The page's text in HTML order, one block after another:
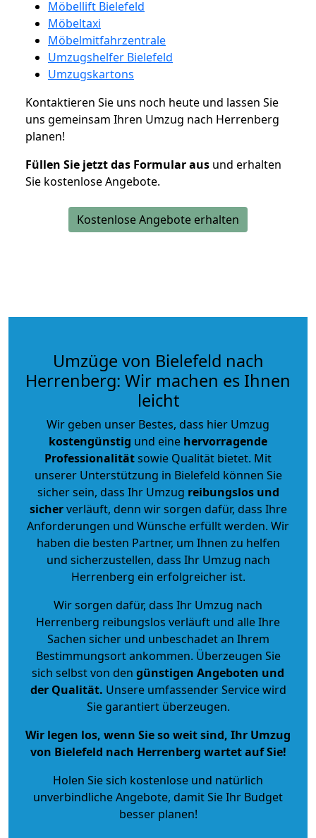
Möbellift Bielefeld
Möbeltaxi
Möbelmitfahrzentrale
Umzugshelfer Bielefeld
Umzugskartons
Kontaktieren Sie uns noch heute und lassen Sie
uns gemeinsam Ihren Umzug nach Herrenberg
planen!
Füllen Sie jetzt das Formular aus und erhalten
Sie kostenlose Angebote.
Kostenlose Angebote erhalten
Umzüge von Bielefeld nach
Herrenberg: Wir machen es Ihnen
leicht
Wir geben unser Bestes, dass hier Umzug
kostengünstig und eine hervorragende
Professionalitätsowie Qualität bietet. Mit
unserer Unterstützung in Bielefeld können Sie
sicher sein, dass Ihr Umzug reibungslos und
sicherverläuft, denn wir sorgen dafür, dass Ihre
Anforderungen und Wünsche erfüllt werden. Wir
haben die besten Partner, um Ihnen zu helfen
und sicherzustellen, dass Ihr Umzug nach
Herrenberg ein erfolgreicher ist.
Wir sorgen dafür, dass Ihr Umzug nach
Herrenberg reibungslos verläuft und alle Ihre
Sachen sicher und unbeschadet an Ihrem
Bestimmungsort ankommen. Überzeugen Sie
sich selbst von den günstigen Angeboten und
der Qualität. Unsere umfassender Service wird
Sie garantiert überzeugen.
Wir legen los, wenn Sie so weit sind, Ihr Umzug
von Bielefeld nach Herrenberg wartet auf Sie!
Holen Sie sich kostenlose und natürlich
unverbindliche Angebote, damit Sie Ihr Budget
besser planen!